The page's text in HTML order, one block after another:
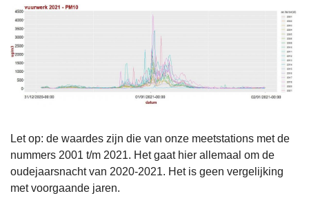
Let op: de waardes zijn die van onze meetstations met de
nummers 2001 t/m 2021. Het gaat hier allemaal om de
oudejaarsnacht van 2020-2021. Het is geen vergelijking
met voorgaande jaren.